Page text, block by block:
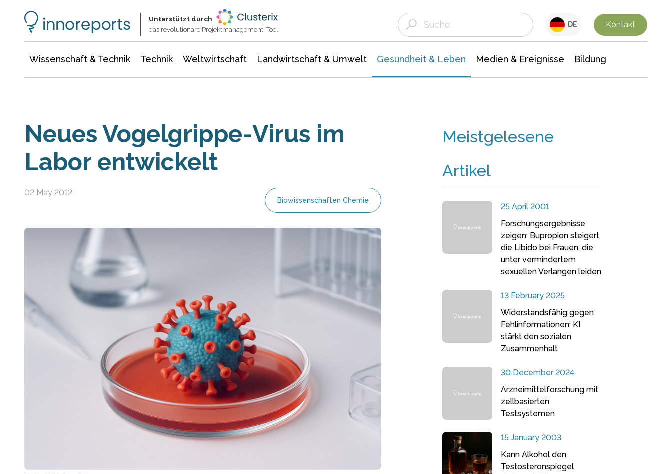
Unterstützt durch
das revolutionäre Projektmanagement-Tool
DE Kontakt
Wissenschaft & Technik Technik Weltwirtschaft Landwirtschaft & Umwelt Gesundheit & Leben Medien & Ereignisse Bildung
Neues Vogelgrippe-Virus im
Labor entwickelt
02 May 2012
Biowissenschaften Chemie
Meistgelesene
Artikel
25 April 2001
Forschungsergebnisse
zeigen: Bupropion steigert
die Libido bei Frauen, die
unter vermindertem
sexuellen Verlangen leiden
13 February 2025
Widerstandsfähig gegen
Fehlinformationen: KI
stärkt den sozialen
Zusammenhalt
30 December 2024
Arzneimittelforschung mit
zellbasierten
Testsystemen
15 January 2003
Kann Alkohol den
Testosteronspiegel